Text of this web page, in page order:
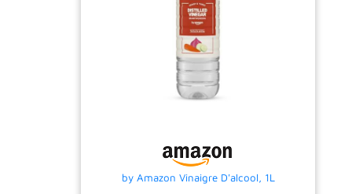
by Amazon Vinaigre D'alcool, 1L